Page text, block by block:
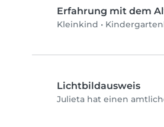
Erfahrung mit dem
Kleinkind •
Lichtbildausweis
Julieta hat einen